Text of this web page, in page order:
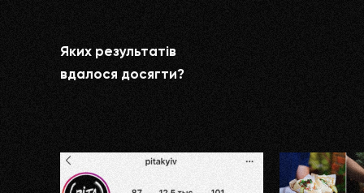
Яких результатів
вдалося досягти?